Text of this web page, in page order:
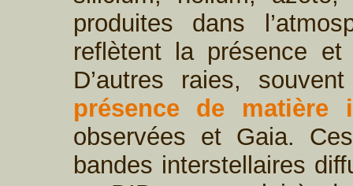
produites dans
reflètent la présence et
D’autres raies,
présence de matière
observées et Gaia.
bandes interstellaires